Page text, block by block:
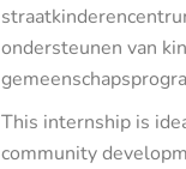
ondersteunen van
This internship is
community